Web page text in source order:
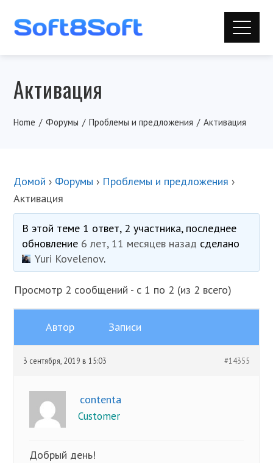
Активация
Home Форумы Проблемы и предложения Активация
Домой › Форумы › Проблемы и предложения ›
Активация
В этой теме 1 ответ, 2 участника, последнее
обновление 6 лет, 11 месяцев назад сделано
Yuri Kovelenov.
Просмотр 2 сообщений - с 1 по 2 (из 2 всего)
Автор Записи
3 сентября, 2019 в 15:03 #14355
contenta
Customer
Добрый день!